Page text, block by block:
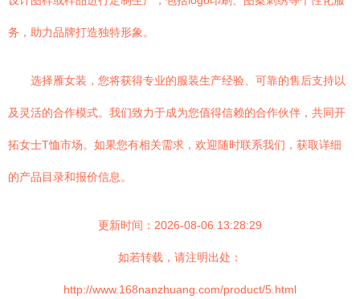
务，助力品牌打造独特形象。
选择雁女装，您将获得专业的服装生产经验、可靠的售后支持以
及灵活的合作模式。我们致力于成为您值得信赖的合作伙伴，共同开
拓女士T恤市场。如果您有相关需求，欢迎随时联系我们，获取详细
的产品目录和报价信息。
更新时间：2026-08-06 13:28:29
如若转载，请注明出处：
http://www.168nanzhuang.com/product/5.html